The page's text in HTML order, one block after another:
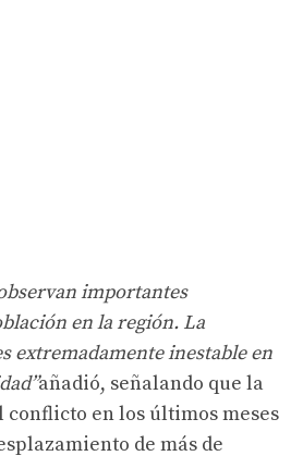
observan importantes
en la región. La
extremadamente inestable en
añadió, señalando que la
en los últimos meses
de más de